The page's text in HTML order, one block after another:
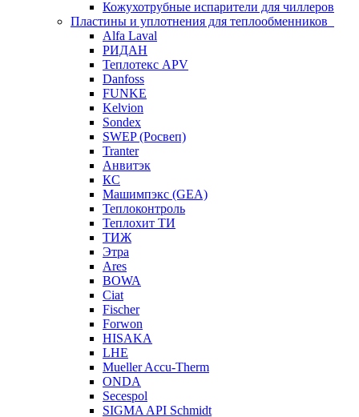
Кожухотрубные испарители для чиллеров
Пластины и уплотнения для теплообменников
Alfa Laval
РИДАН
Теплотекс APV
Danfoss
FUNKE
Kelvion
Sondex
SWEP (Росвеп)
Tranter
Анвитэк
КС
Машимпэкс (GEA)
Теплоконтроль
Теплохит ТИ
ТИЖ
Этра
Ares
BOWA
Ciat
Fischer
Forwon
HISAKA
LHE
Mueller Accu-Therm
ONDA
Secespol
SIGMA API Schmidt